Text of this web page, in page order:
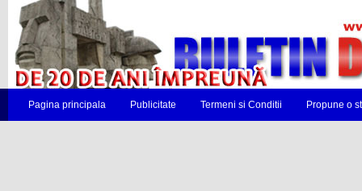
Pagina principala Publicitate Termeni si Conditii Propune o